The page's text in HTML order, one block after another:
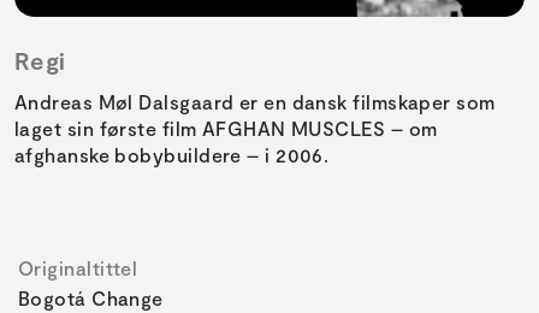
Regi
Andreas Møl Dalsgaard er en dansk filmskaper som
laget sin første film AFGHAN MUSCLES – om
afghanske bobybuildere – i 2006.
Originaltittel
Bogotá Change